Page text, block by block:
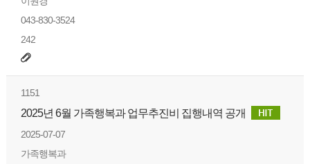
043-830-3524
242
1151
2025년 6월 가족행복과 업무추진비 집행내역 공개
2025-07-07
가족행복과